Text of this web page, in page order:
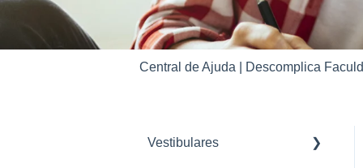
Central de Ajuda | Descomplica
Vestibulares